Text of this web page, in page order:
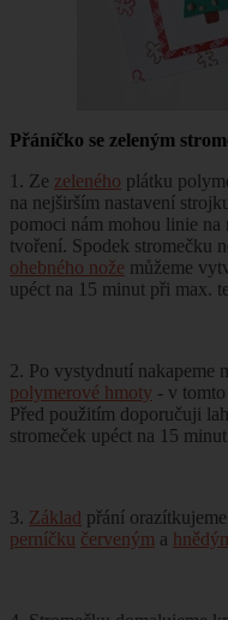
Přáníčko se zeleným
1. Ze zeleného plátku
na nejširším nastavení
pomoci nám mohou linie na
tvoření. Spodek stromečku
ohebného nože můžeme
upéct na 15 minut při max.
2. Po vystydnutí nakapeme
polymerové hmoty - v
Před použitím doporučuji
stromeček upéct na 15
3. Základ přání
perníčku červeným a